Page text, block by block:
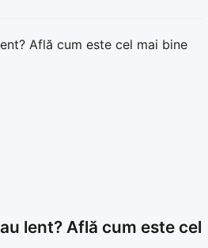
lent? Află cum este cel